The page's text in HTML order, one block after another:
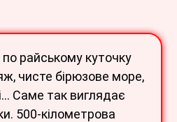
по райському куточку
чисте бірюзове море,
Саме так виглядає
500-кілометрова